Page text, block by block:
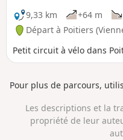
9,33 km
+64 m
Départ à Poitiers
Petit circuit à vélo dans
Pour plus de parcours,
Les descriptions et la
propriété de leur